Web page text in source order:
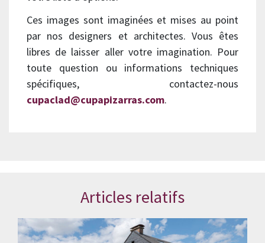
Ces images sont imaginées et mises au point
par nos designers et architectes. Vous êtes
libres de laisser aller votre imagination. Pour
toute question ou informations techniques
spécifiques, contactez-nous
cupaclad@cupapizarras.com.
Articles relatifs